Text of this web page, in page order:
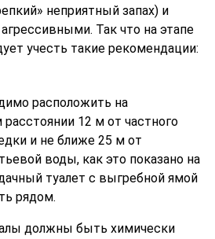
неприятный запах) и
Так что на этапе
учесть такие рекомендации:
расположить на
12 м от частного
и не ближе 25 м от
воды, как это показано на
туалет с выгребной ямой
рядом.
должны быть химически